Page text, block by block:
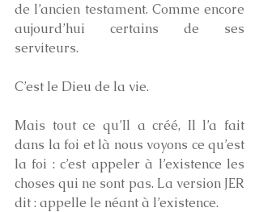
de l’ancien testament. Comme encore
aujourd’hui certains de ses
serviteurs.
C’est le Dieu de la vie.
Mais tout ce qu’Il a créé, Il l’a fait
dans la foi et là nous voyons ce qu’est
la foi : c’est appeler à l’existence les
choses qui ne sont pas. La version JER
dit : appelle le néant à l’existence.